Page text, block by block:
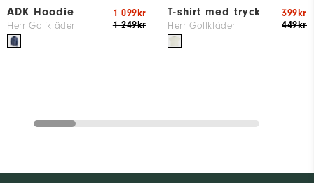
ADK Hoodie
Herr Golfkläder 1 249kr
1 099kr
T-shirt med tryck
Herr Golfkläder 449kr
399kr